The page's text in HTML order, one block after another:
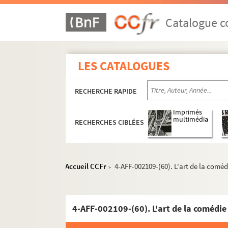
Catalogue
LES CATALOGUES
RECHERCHE RAPIDE
RECHERCHES CIBLÉES
Imprimés
multimédia
Accueil CCFr > 4-AFF-002109-(60). L'art de la
4-AFF-002109-(60). L'art de la comédie
5e arrondissement
Amphithéâtre de la Sorbonne
Arènes de Lutèce
Caveau des trois mailletz
La cave du cloître
Centre culturel de la Clef
Cloître Saint-Séverin
Crous de Paris
Église Notre-Dame-du-Liban
Église Saint-Étienne-du-Mont